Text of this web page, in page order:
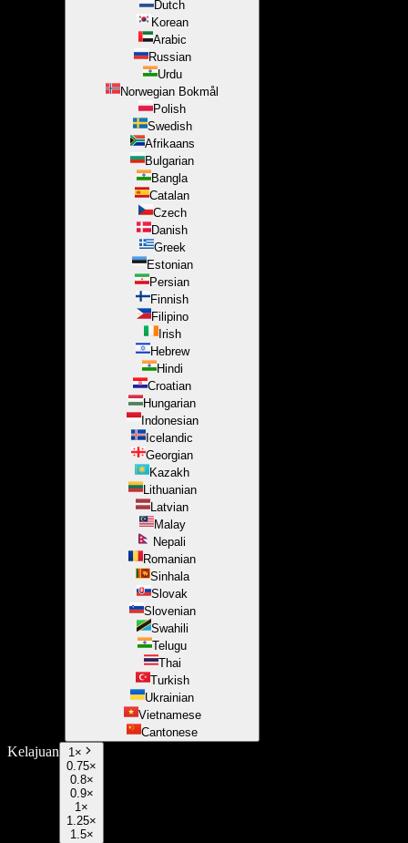
Dutch
Korean
Arabic
Russian
Urdu
Norwegian Bokmål
Polish
Swedish
Afrikaans
Bulgarian
Bangla
Catalan
Czech
Danish
Greek
Estonian
Persian
Finnish
Filipino
Irish
Hebrew
Hindi
Croatian
Hungarian
Indonesian
Icelandic
Georgian
Kazakh
Lithuanian
Latvian
Malay
Nepali
Romanian
Sinhala
Slovak
Slovenian
Swahili
Telugu
Thai
Turkish
Ukrainian
Vietnamese
Cantonese
Kelajuan 1×
0.75×
0.8×
0.9×
1×
1.25×
1.5×